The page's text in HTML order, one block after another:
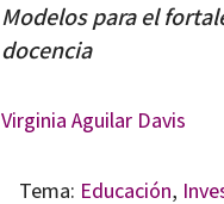
Modelos para el
docencia
Virginia Aguilar Davis
Tema: Educación,